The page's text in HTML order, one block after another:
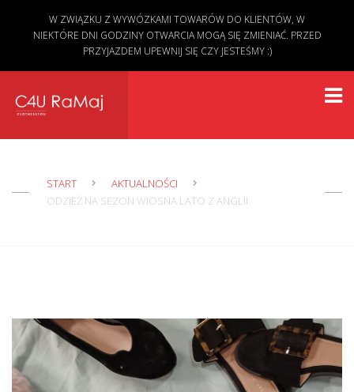
START
AKTUALNOŚCI
ODZIEŻ NA SEZON WIOSNA LATO Z ANGLII
W ZWIĄZKU Z WYWÓZKAMI TOWARÓW DO KLIENTÓW, W
NIEKTÓRE DNI GODZINY OTWARCIA MOGĄ SIĘ ZMIENIAĆ. PRZED
PRZYJAZDEM UPEWNIJ SIĘ CZY JESTEŚMY :)